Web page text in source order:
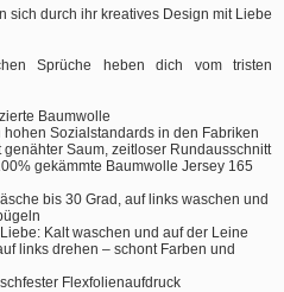
sich durch ihr kreatives Design mit Liebe
Sprüche heben dich vom tristen
Baumwolle
hohen Sozialstandards in den Fabriken
Saum, zeitloser Rundausschnitt
gekämmte Baumwolle Jersey 165
bis 30 Grad, auf links waschen und
Kalt waschen und auf der Leine
links drehen – schont Farben und
Flexfolienaufdruck